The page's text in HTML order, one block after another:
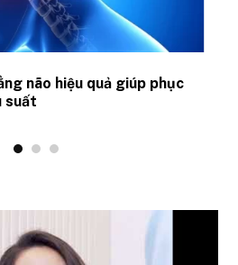
não hiệu quả giúp phục
suất